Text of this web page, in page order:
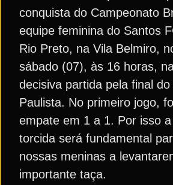
conquista do Campeonato
equipe feminina do Santos
Rio Preto, na Vila Belmiro,
sábado (07), às 16 horas,
decisiva partida pela final
Paulista. No primeiro jogo,
empate em 1 a 1. Por isso
torcida será fundamental
nossas meninas a
importante taça.